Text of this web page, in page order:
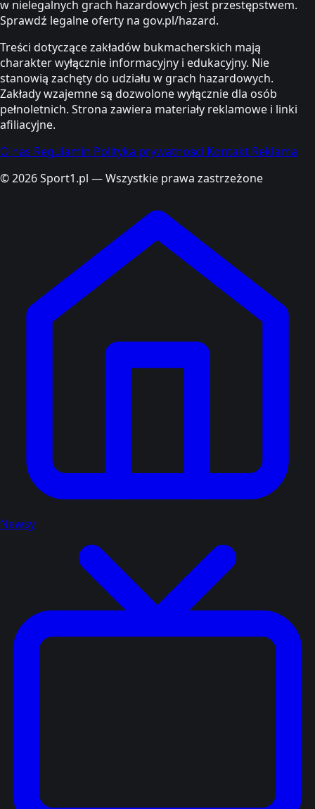
w nielegalnych grach hazardowych jest przestępstwem.
Sprawdź legalne oferty na gov.pl/hazard.
Treści dotyczące zakładów bukmacherskich mają
charakter wyłącznie informacyjny i edukacyjny. Nie
stanowią zachęty do udziału w grach hazardowych.
Zakłady wzajemne są dozwolone wyłącznie dla osób
pełnoletnich. Strona zawiera materiały reklamowe i linki
afiliacyjne.
O nas Regulamin Polityka prywatności Kontakt Reklama
© 2026 Sport1.pl — Wszystkie prawa zastrzeżone
Newsy